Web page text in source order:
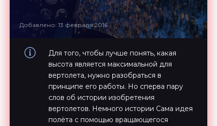
Добавлено: 13 февраля 2016
Для того, чтобы лучше понять, какая
высота является максимальной для
вертолета, нужно разобраться в
принципе его работы. Но сперва пару
слов об истории изобретения
вертолетов. Немного истории Сама идея
полёта с помощью вращающегося